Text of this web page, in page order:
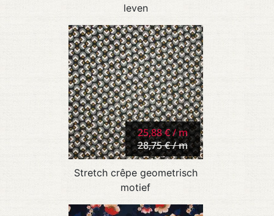
leven
25,88 € / m
28,75 € / m
Stretch crêpe geometrisch
motief